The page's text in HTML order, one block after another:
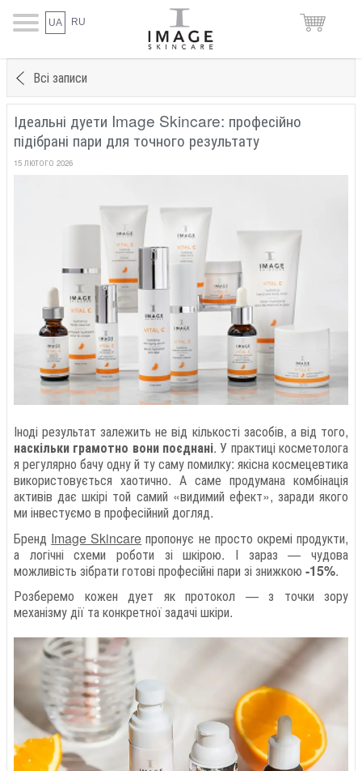
UA RU
Всі записи
Ідеальні дуети Image Skincare: професійно
підібрані пари для точного результату
15 ЛЮТОГО 2026
Іноді результат залежить не від кількості засобів, а від того,
наскільки грамотно вони поєднані. У практиці косметолога
я регулярно бачу одну й ту саму помилку: якісна космецевтика
використовується хаотично. А саме продумана комбінація
активів дає шкірі той самий «видимий ефект», заради якого
ми інвестуємо в професійний догляд.
Бренд Image Skincare пропонує не просто окремі продукти,
а логічні схеми роботи зі шкірою. І зараз — чудова
можливість зібрати готові професійні пари зі знижкою -15%.
Розберемо кожен дует як протокол — з точки зору
механізму дії та конкретної задачі шкіри.